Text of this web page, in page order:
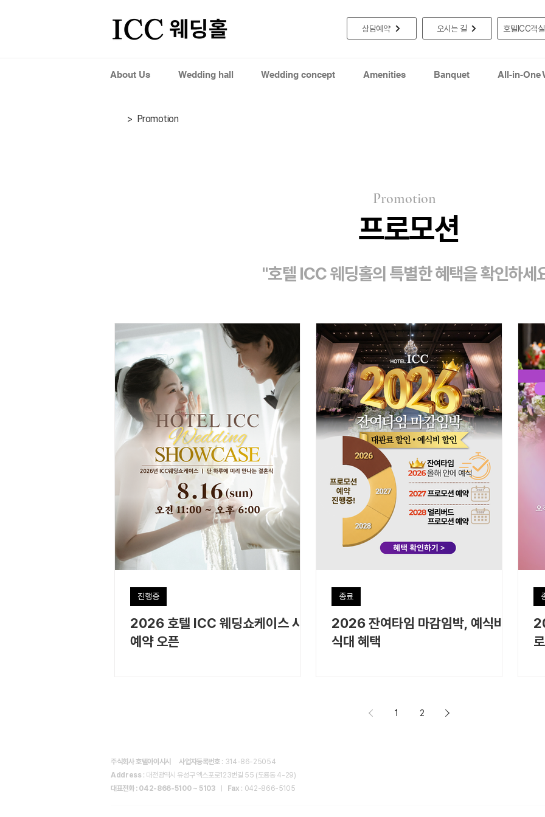
상담예약 오시는 길 호텔ICC객
About Us Wedding hall Wedding concept Amenities Banquet All-in-One
> Promotion
Promotion
​프로모션
"호텔 ICC 웨딩홀의 특별한 혜택을 확인하세
2026 호텔 ICC 웨딩쇼케이스 사전
예약 오픈
진행중
2026 잔여타임 마감임박, 예식비·
식대 혜택
종료
1 2
주식회사 호텔아이시시 사업자등록번호: 314-86-25054
Address: 대전광역시 유성구 엑스포로123번길 55 (도룡동 4-29)
대표전화 : 042-866-5100 ~ 5103
Fax : 042-866-5105